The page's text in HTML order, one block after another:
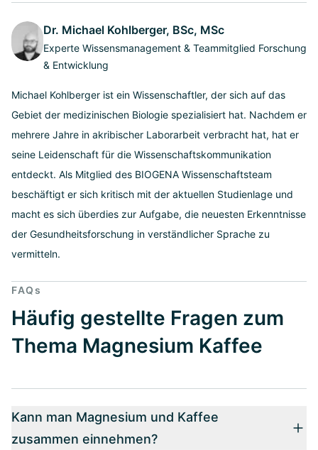
Dr. Michael Kohlberger, BSc, MSc
Experte Wissensmanagement & Teammitglied Forschung
& Entwicklung
Michael Kohlberger ist ein Wissenschaftler, der sich auf das
Gebiet der medizinischen Biologie spezialisiert hat. Nachdem er
mehrere Jahre in akribischer Laborarbeit verbracht hat, hat er
seine Leidenschaft für die Wissenschaftskommunikation
entdeckt. Als Mitglied des BIOGENA Wissenschaftsteam
beschäftigt er sich kritisch mit der aktuellen Studienlage und
macht es sich überdies zur Aufgabe, die neuesten Erkenntnisse
der Gesundheitsforschung in verständlicher Sprache zu
vermitteln.
FAQs
Häufig gestellte Fragen zum
Thema Magnesium Kaffee
Kann man Magnesium und Kaffee
zusammen einnehmen?